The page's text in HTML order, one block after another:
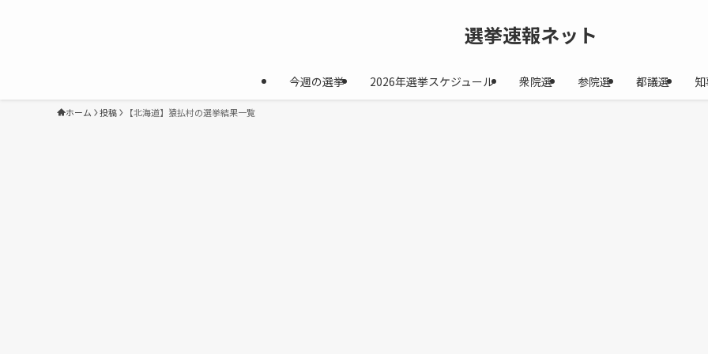
選挙速報ネット
今週の選挙 2026年選挙スケジュール 衆院選 参院選 都議選
ホーム 投稿 【北海道】猿払村の選挙結果一覧